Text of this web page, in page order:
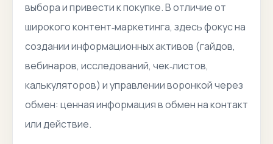
выбора и привести к покупке. В отличие от
широкогоконтент‑маркетинга, здесь фокус на
созданииинформационных активов (гайдов,
вебинаров, исследований, чек‑листов,
калькуляторов) и управлении воронкой через
обмен: ценная информация в обмен на контакт
или действие.